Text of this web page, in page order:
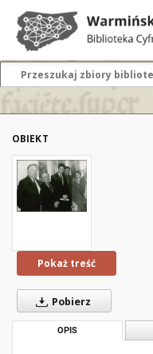
OBIEKT
Pokaż treść
Pobierz
OPIS